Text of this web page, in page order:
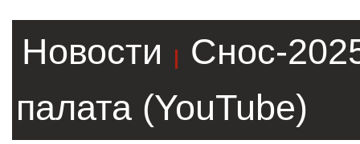
Новости |
Снос-
палата (YouTube)